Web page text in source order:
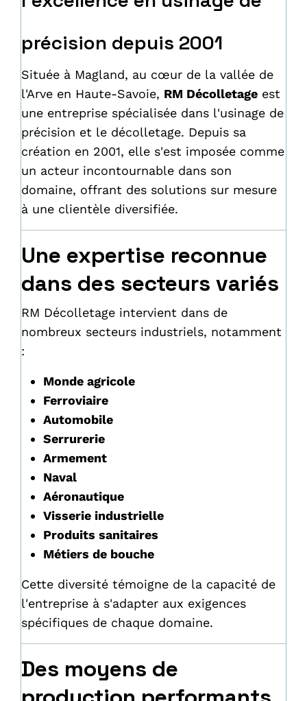
précision depuis 2001
Située à Magland, au cœur de la vallée de
l'Arve en Haute-Savoie, RM Décolletage est
une entreprise spécialisée dans l'usinage de
précision et le décolletage. Depuis sa
création en 2001, elle s'est imposée comme
un acteur incontournable dans son
domaine, offrant des solutions sur mesure
à une clientèle diversifiée.
Une expertise reconnue
dans des secteurs variés
RM Décolletage intervient dans de
nombreux secteurs industriels, notamment
:
Monde agricole
Ferroviaire
Automobile
Serrurerie
Armement
Naval
Aéronautique
Visserie industrielle
Produits sanitaires
Métiers de bouche
Cette diversité témoigne de la capacité de
l'entreprise à s'adapter aux exigences
spécifiques de chaque domaine.
Des moyens de